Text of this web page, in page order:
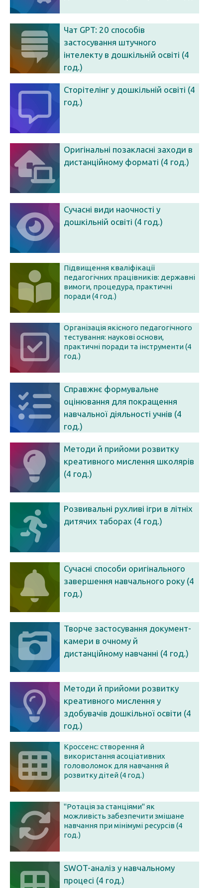
Чат GPT: 20 способів
застосування штучного
інтелекту в дошкільній освіті (4
год.)
Сторітелінг у дошкільній освіті (4
год.)
Оригінальні позакласні заходи в
дистанційному форматі (4 год.)
Сучасні види наочності у
дошкільній освіті (4 год.)
Підвищення кваліфікації
педагогічних працівників: державні
вимоги, процедура, практичні
поради (4 год.)
Організація якісного педагогічного
тестування: наукові основи,
практичні поради та інструменти (4
год.)
Справжнє формувальне
оцінювання для покращення
навчальної діяльності учнів (4
год.)
Методи й прийоми розвитку
креативного мислення школярів
(4 год.)
Розвивальні рухливі ігри в літніх
дитячих таборах (4 год.)
Сучасні способи оригінального
завершення навчального року (4
год.)
Творче застосування документ-
камери в очному й
дистанційному навчанні (4 год.)
Методи й прийоми розвитку
креативного мислення у
здобувачів дошкільної освіти (4
год.)
Кроссенс: створення й
використання асоціативних
головоломок для навчання й
розвитку дітей (4 год.)
"Ротація за станціями" як
можливість забезпечити змішане
навчання при мінімумі ресурсів (4
год.)
SWOT-аналіз у навчальному
процесі (4 год.)